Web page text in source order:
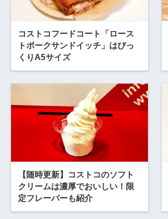
コストコフードコート「ロース
トポークサンドイッチ」はびっ
くりA5サイズ
【随時更新】コストコのソフト
クリームは濃厚でおいしい！限
定フレーバーも紹介